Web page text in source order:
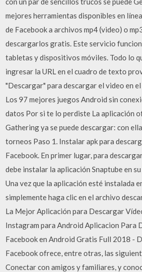
mejores herramientas disponibles en
de Facebook a archivos mp4 (video) o
descargarlos gratis. Este servicio
tabletas y dispositivos móviles. Todo lo
ingresar la URL en el cuadro de texto
"Descargar" para descargar el video en
Los 97 mejores juegos Android sin
datos Por si te lo perdiste La aplicación
Gathering ya se puede descargar: con
torneos Paso 1. Instalar apk para
Facebook. En primer lugar, para
debe instalar la aplicación Snaptube en
Una vez que la aplicación esté instalada
simplemente haga clic en el archivo
La Mejor Aplicación para Descargar
Instagram para Android Aplicacion Para
Facebook en Android Gratis Full 2018 -
Facebook ofrece, entre otras, las
Conectar con amigos y familiares, y